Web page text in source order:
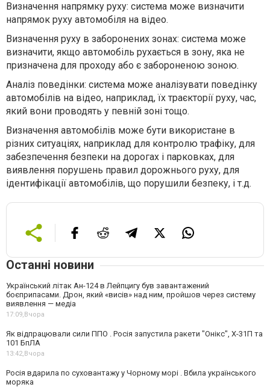
Визначення напрямку руху: система може визначити
напрямок руху автомобіля на відео.
Визначення руху в заборонених зонах: система може
визначити, якщо автомобіль рухається в зону, яка не
призначена для проходу або є забороненою зоною.
Аналіз поведінки: система може аналізувати поведінку
автомобілів на відео, наприклад, їх траєкторії руху, час,
який вони проводять у певній зоні тощо.
Визначення автомобілів може бути використане в
різних ситуаціях, наприклад для контролю трафіку, для
забезпечення безпеки на дорогах і парковках, для
виявлення порушень правил дорожнього руху, для
ідентифікації автомобілів, що порушили безпеку, і т.д.
Останні новини
Український літак Ан-124 в Лейпцигу був завантажений
боєприпасами. Дрон, який «висів» над ним, пройшов через систему
виявлення — медіа
17:09,Вчора
Як відпрацювали сили ППО . Росія запустила ракети "Онікс", Х-31П та
101 БпЛА
13:42,Вчора
Росія вдарила по суховантажу у Чорному морі . Вбила українського
моряка